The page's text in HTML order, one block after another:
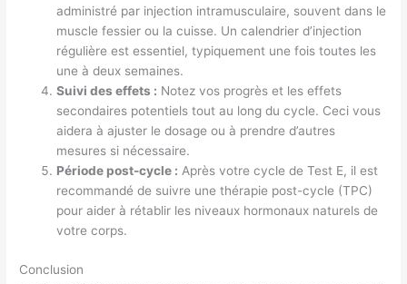
administré par injection intramusculaire, souvent dans le
muscle fessier ou la cuisse. Un calendrier d’injection
régulière est essentiel, typiquement une fois toutes les
une à deux semaines.
Suivi des effets : Notez vos progrès et les effets
secondaires potentiels tout au long du cycle. Ceci vous
aidera à ajuster le dosage ou à prendre d’autres
mesures si nécessaire.
Période post-cycle : Après votre cycle de Test E, il est
recommandé de suivre une thérapie post-cycle (TPC)
pour aider à rétablir les niveaux hormonaux naturels de
votre corps.
Conclusion